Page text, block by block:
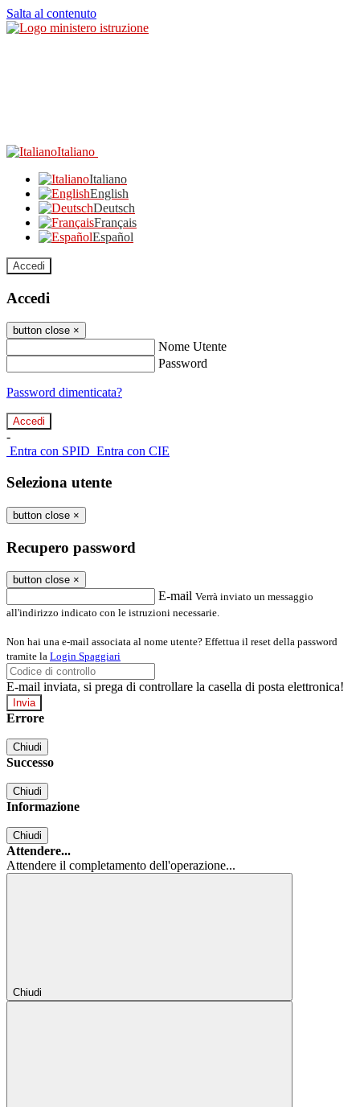
Salta al contenuto
Italiano
Italiano
English
Deutsch
Français
Español
Accedi
Accedi
button close ×
Nome Utente
Password
Password dimenticata?
-
Entra con SPID Entra con CIE
Seleziona utente
button close ×
Recupero password
button close ×
E-mail Verrà inviato un messaggio
all'indirizzo indicato con le istruzioni necessarie.
Non hai una e-mail associata al nome utente? Effettua il reset della password
tramite la Login Spaggiari
E-mail inviata, si prega di controllare la casella di posta elettronica!
Errore
Chiudi
Successo
Chiudi
Informazione
Chiudi
Attendere...
Attendere il completamento dell'operazione...
Chiudi